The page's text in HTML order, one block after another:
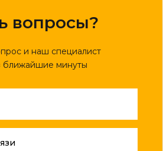
вопросы?
и наш специалист
ближайшие минуты